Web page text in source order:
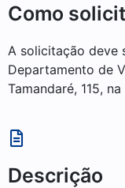
Como
A solicitação deve
Departamento de
Tamandaré, 115,
Descrição